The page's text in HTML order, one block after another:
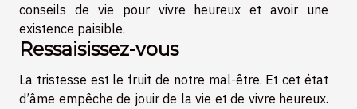
conseils de vie pour vivre heureux et avoir une
existence paisible.
Ressaisissez-vous
La tristesse est le fruit de notre mal-être. Et cet état
d’âme empêche de jouir de la vie et de vivre heureux.